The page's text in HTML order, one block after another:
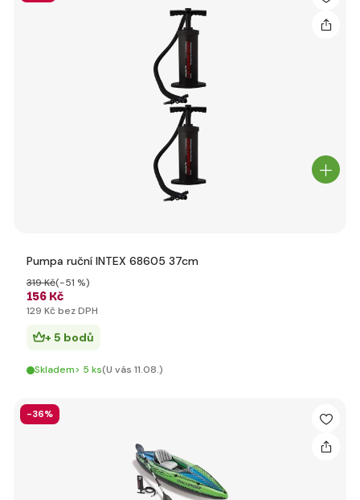
Pumpa ruční INTEX 68605 37cm
156 Kč
319 Kč(-51 %)
129 Kč bez DPH
+ 5 bodů
Skladem> 5 ks(U vás 11.08.)
-36%